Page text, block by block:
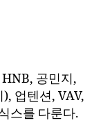
공민지,
업텐션, VAV,
스를 다룬다.